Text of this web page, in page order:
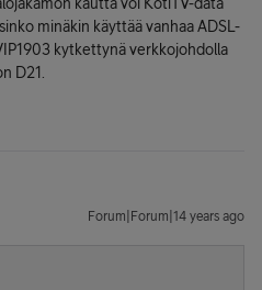
minäkin käyttää vanhaa ADSL-
kytkettynä verkkojohdolla
D21.
Forum|Forum|14 years ago